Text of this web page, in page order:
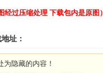
经过压缩处理 下载包内是原图）
址：
为隐藏的内容！